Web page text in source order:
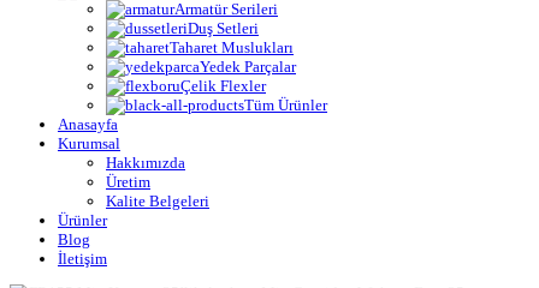
Armatür Serileri
Duş Setleri
Taharet Muslukları
Yedek Parçalar
Çelik Flexler
Tüm Ürünler
Anasayfa
Kurumsal
Hakkımızda
Üretim
Kalite Belgeleri
Ürünler
Blog
İletişim